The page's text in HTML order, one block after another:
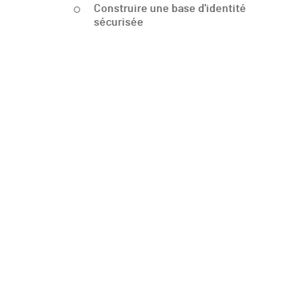
Construire une base d'identité
sécurisée